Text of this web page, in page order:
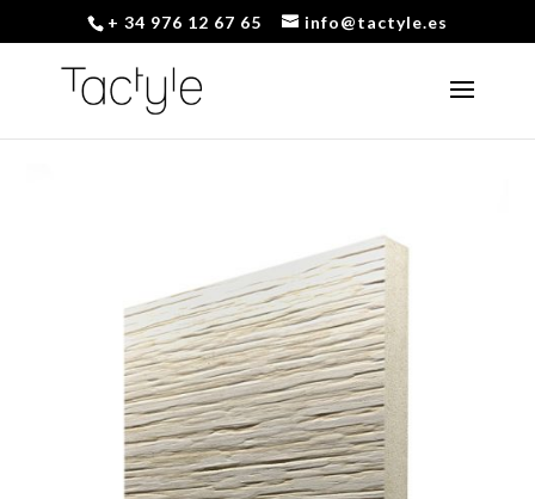
+ 34 976 12 67 65 info@tactyle.es